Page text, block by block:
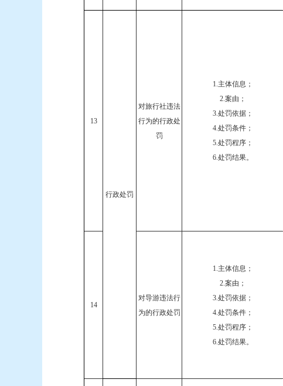
13
行政处罚
对旅行社违法
行为的行政处
罚
1.主体信息；
2.案由；
3.处罚依据；
4.处罚条件；
5.处罚程序；
6.处罚结果。
14
对导游违法行
为的行政处罚
1.主体信息；
2.案由；
3.处罚依据；
4.处罚条件；
5.处罚程序；
6.处罚结果。